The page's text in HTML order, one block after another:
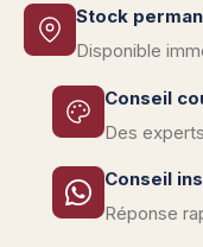
Stock
Disponible
Conseil
Des
Conseil
Réponse